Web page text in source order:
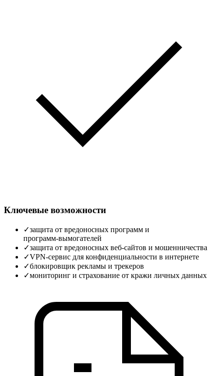
Ключевые возможности
✓защита от вредоносных программ и
программ‑вымогателей
✓защита от вредоносных веб‑сайтов и мошенничества
✓VPN‑сервис для конфиденциальности в интернете
✓блокировщик рекламы и трекеров
✓мониторинг и страхование от кражи личных данных